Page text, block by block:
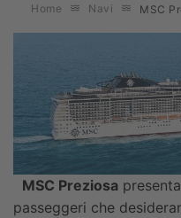
Home Navi MSC
MSC Preziosa
passeggeri che